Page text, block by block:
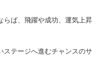
らば、飛躍や成功、運気上昇
ステージへ進むチャンスのサ